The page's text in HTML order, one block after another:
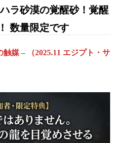
ラ砂漠の覚醒砂！ 覚醒
数量限定です
触媒 – （2025.11 エジプト・サ